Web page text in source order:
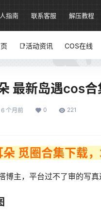
指南 联系客服 解压教程
📑活动资讯 COS在线
最新岛遇cos
6 个月前 0 221
朵 觅圈合集下载
博主，平台过不了审的写